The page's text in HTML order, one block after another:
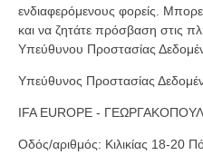
ενδιαφερόμενους φορείς.
και να ζητάτε πρόσβαση στις
Υπεύθυνου Προστασίας
Υπεύθυνος Προστασίας
IFA EUROPE -
Οδός/αριθμός: Κιλικίας 18-20